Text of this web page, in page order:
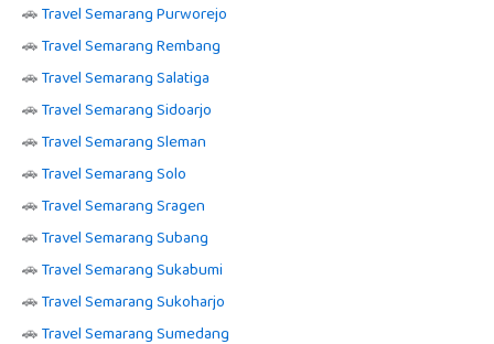
🚗Travel Semarang Purworejo
🚗Travel Semarang Rembang
🚗Travel Semarang Salatiga
🚗Travel Semarang Sidoarjo
🚗Travel Semarang Sleman
🚗Travel Semarang Solo
🚗Travel Semarang Sragen
🚗Travel Semarang Subang
🚗Travel Semarang Sukabumi
🚗Travel Semarang Sukoharjo
🚗Travel Semarang Sumedang